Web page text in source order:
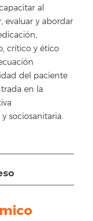
al
evaluar y abordar
crítico y ético
del paciente
en la
sociosanitaria.